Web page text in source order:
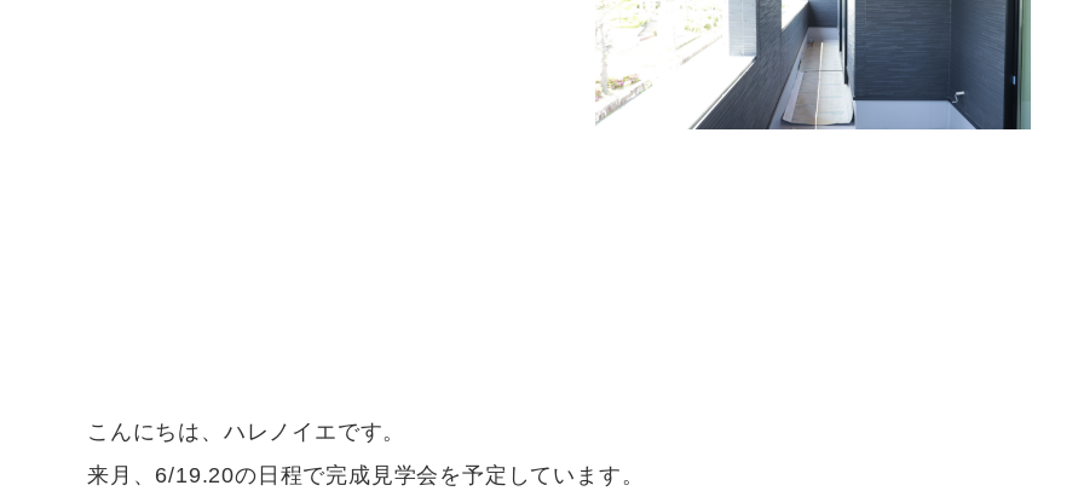
こんにちは、ハレノイエです。
来月、6/19.20の日程で完成見学会を予定しています。